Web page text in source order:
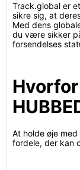
Track.global er
sikre sig, at
Med dens
du være sikker
forsendelses
At holde øje
fordele, der kan